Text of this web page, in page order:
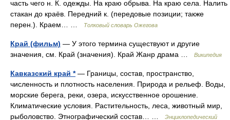
часть чего н. К. одежды. На краю обрыва. На краю села. Налить
стакан до краёв. Передний к. (передовые позиции; также
перен.). Краем… …
Толковый словарь Ожегова
Край (фильм) — У этого термина существуют и другие
значения, см. Край (значения). Край Жанр драма …
Википедия
Кавказский край *— Границы, состав, пространство,
численность и плотность населения. Природа и рельеф. Воды,
морские берега, реки, озера, искусственное орошение.
Климатические условия. Растительность, леса, животный мир,
рыболовство. Этнографический состав… …
Энциклопедический